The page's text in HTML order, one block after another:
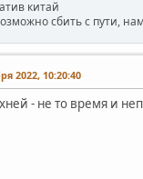
китай
сбить с пути,
2022, 10:20:40
- не то время и